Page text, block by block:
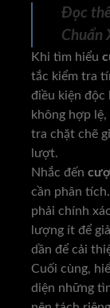
Đọc
Chuẩn
Khi tìm hiểu
tắc kiểm tra
điều kiện độc
không hợp
tra chặt chẽ
lượt.
Nhắc đến
cần phân
phải chính
lượng ít để
dần để cải
Cuối cùng,
diện những